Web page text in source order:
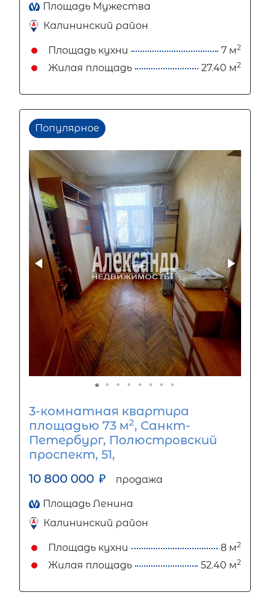
Площадь Мужества
Калининский район
Площадь кухни 7 м2
Жилая площадь 27.40 м2
Популярное
3-комнатная квартира
площадью 73 м2, Санкт-
Петербург, Полюстровский
проспект, 51,
10 800 000 ₽ продажа
Площадь Ленина
Калининский район
Площадь кухни 8 м2
Жилая площадь 52.40 м2